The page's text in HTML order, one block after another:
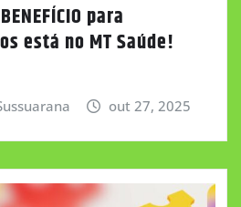
para
está no MT Saúde!
out 27, 2025